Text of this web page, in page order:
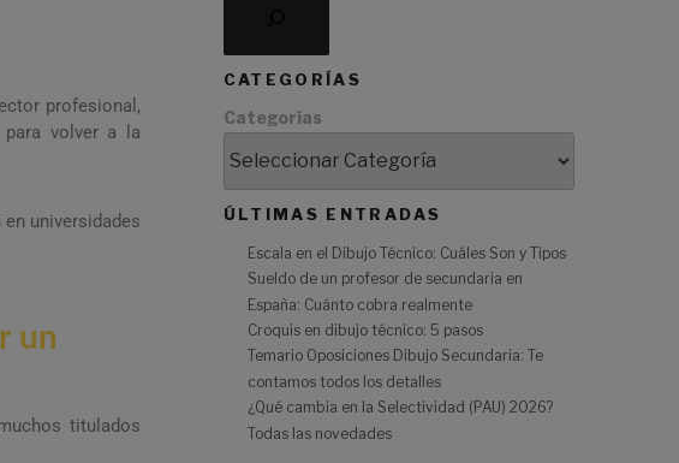
profesional,
volver a la
universidades
un
titulados
CATEGORÍAS
Categorías
ÚLTIMAS ENTRADAS
Escala en el Dibujo Técnico: Cuáles Son y Tipos
Sueldo de un profesor de secundaria en
España: Cuánto cobra realmente
Croquis en dibujo técnico: 5 pasos
Temario Oposiciones Dibujo Secundaria: Te
contamos todos los detalles
¿Qué cambia en la Selectividad (PAU) 2026?
Todas las novedades